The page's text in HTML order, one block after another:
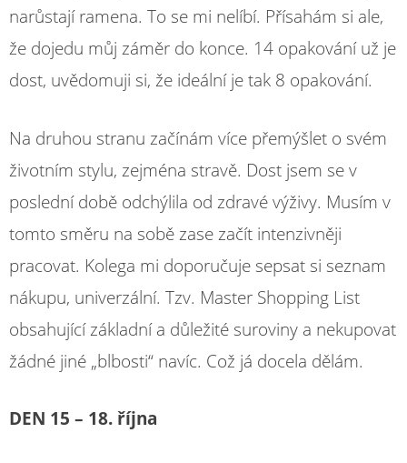
narůstají ramena. To se mi nelíbí. Přísahám si ale,
že dojedu můj záměr do konce. 14 opakování už je
dost, uvědomuji si, že ideální je tak 8 opakování.
Na druhou stranu začínám více přemýšlet o svém
životním stylu, zejména stravě. Dost jsem se v
poslední době odchýlila od zdravé výživy. Musím v
tomto směru na sobě zase začít intenzivněji
pracovat. Kolega mi doporučuje sepsat si seznam
nákupu, univerzální. Tzv. Master Shopping List
obsahující základní a důležité suroviny a nekupovat
žádné jiné „blbosti“ navíc. Což já docela dělám.
DEN 15 – 18. října